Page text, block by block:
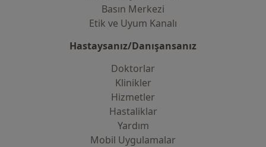
Basın Merkezi
Etik ve Uyum Kanalı
Hastaysanız/Danışansanız
Doktorlar
Klinikler
Hizmetler
Hastaliklar
Yardım
Mobil Uygulamalar